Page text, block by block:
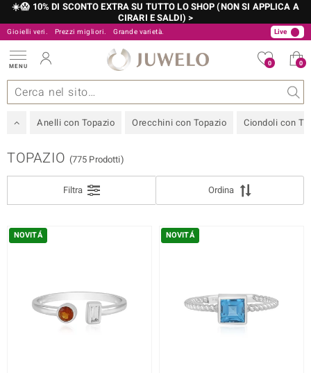
☀️😱 10% DI SCONTO EXTRA SU TUTTO LO SHOP (NON SI APPLICA A
CIRARI E SALDI) >
Gioielli veri. Prezzi migliori. Grande varietà.
800 986 787 Live
MENU 0 0
Anelli con Topazio Orecchini con Topazio Ciondoli con
Metallo prezioso
Pietre preziose
Informazioni generali
TOPAZIO (775 Prodotti)
Ordina
Filtra
GIOIELLI
METALLO PREZIOSO
COLORE
PREZZO
% DI SCONTO
Chiudi
NOVITÁ NOVITÁ